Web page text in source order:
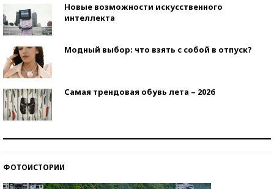
Новые возможности искусственного
интеллекта
Модный выбор: что взять с собой в отпуск?
Самая трендовая обувь лета – 2026
ФОТОИСТОРИИ